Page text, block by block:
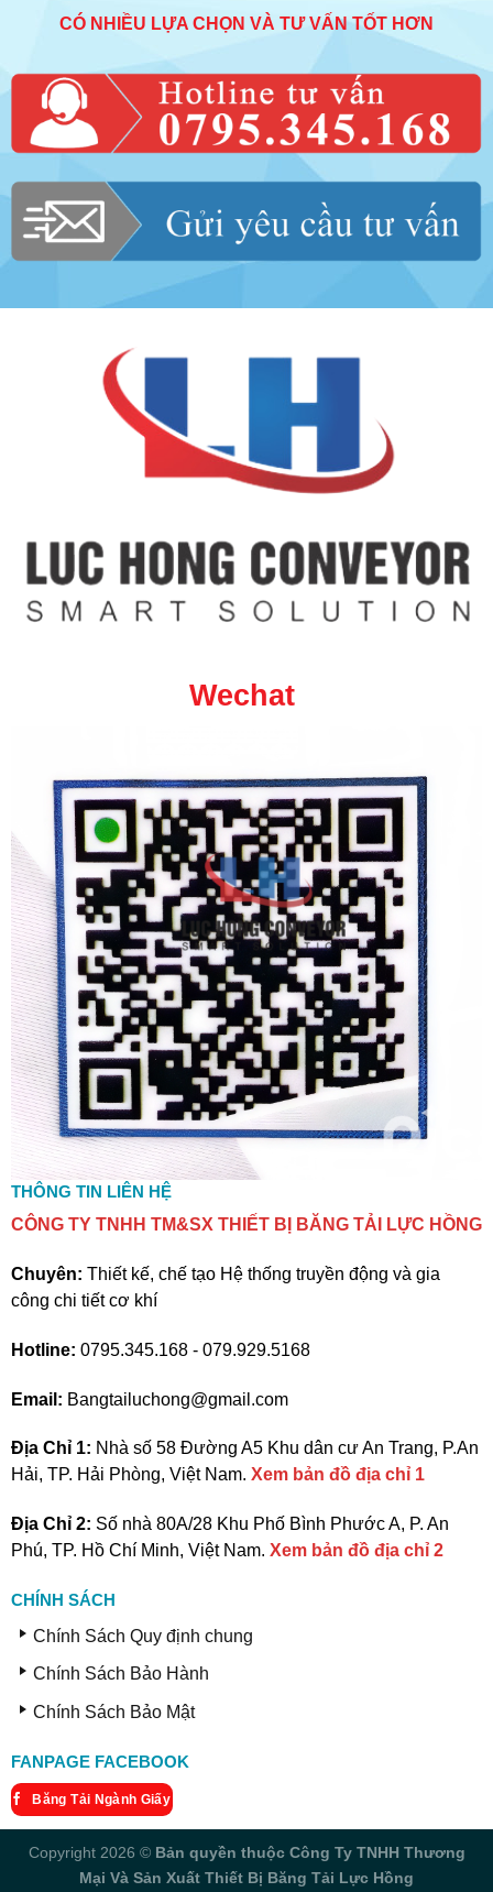
CÓ NHIỀU LỰA CHỌN VÀ TƯ VẤN TỐT HƠN
Wechat
THÔNG TIN LIÊN HỆ
CÔNG TY TNHH TM&SX THIẾT BỊ BĂNG TẢI LỰC HỒNG
Chuyên: Thiết kế, chế tạo Hệ thống truyền động và gia
công chi tiết cơ khí
Hotline: 0795.345.168 - 079.929.5168
Email: Bangtailuchong@gmail.com
Địa Chỉ 1: Nhà số 58 Đường A5 Khu dân cư An Trang, P.An
Hải, TP. Hải Phòng, Việt Nam. Xem bản đồ địa chỉ 1
Địa Chỉ 2: Số nhà 80A/28 Khu Phố Bình Phước A, P. An
Phú, TP. Hồ Chí Minh, Việt Nam. Xem bản đồ địa chỉ 2
CHÍNH SÁCH
Chính Sách Quy định chung
Chính Sách Bảo Hành
Chính Sách Bảo Mật
FANPAGE FACEBOOK
Băng Tải Ngành Giấy
Copyright 2026 © Bản quyền thuộc Công Ty TNHH Thương
Mại Và Sản Xuất Thiết Bị Băng Tải Lực Hồng